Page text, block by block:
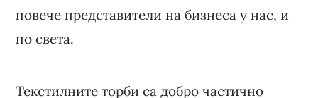
повече представители на бизнеса у нас, и
по света.
Текстилните торби са добро частично